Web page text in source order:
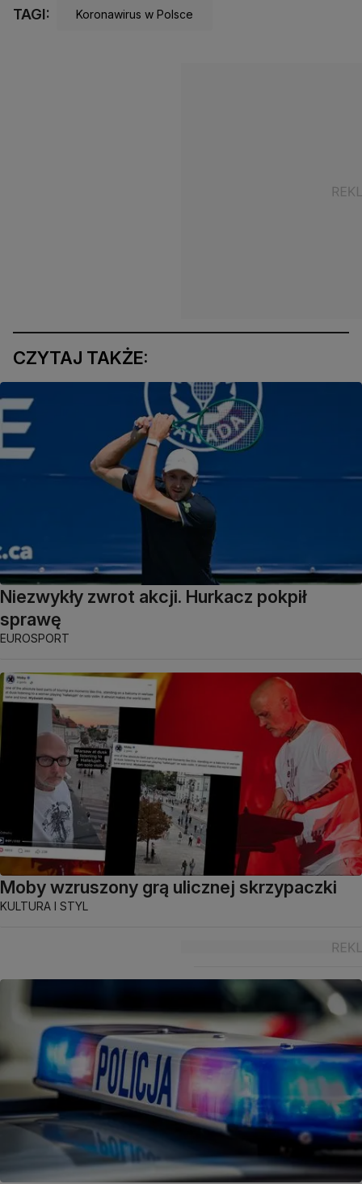
TAGI: Koronawirus w Polsce
CZYTAJ TAKŻE:
Niezwykły zwrot akcji. Hurkacz pokpił
sprawę
EUROSPORT
Moby wzruszony grą ulicznej skrzypaczki
KULTURA I STYL